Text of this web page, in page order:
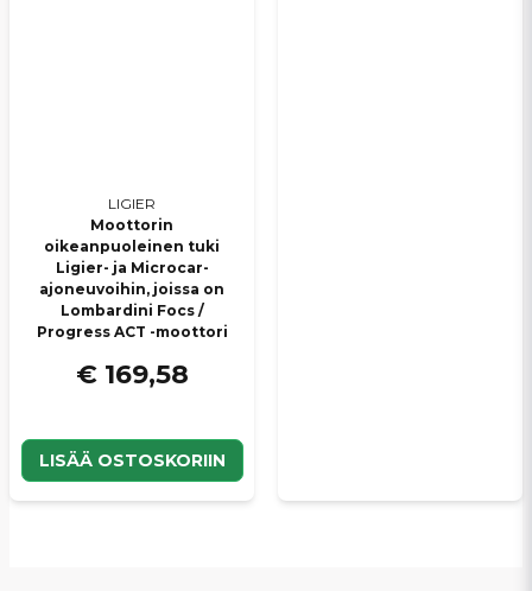
LIGIER
Moottorin
oikeanpuoleinen tuki
Ligier- ja Microcar-
ajoneuvoihin, joissa on
Lombardini Focs /
Progress ACT -moottori
€ 169,58
LISÄÄ OSTOSKORIIN